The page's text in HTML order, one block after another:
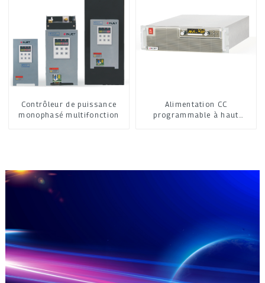
Contrôleur de puissance
monophasé multifonction
Alimentation CC
programmable à haut